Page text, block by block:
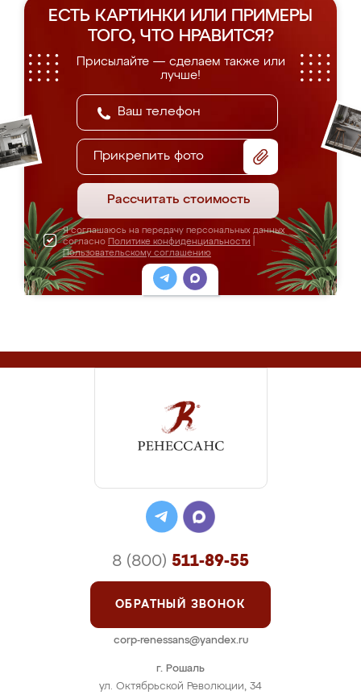
ЕСТЬ КАРТИНКИ ИЛИ ПРИМЕРЫ
ТОГО, ЧТО НРАВИТСЯ?
Присылайте — сделаем также или
лучше!
Прикрепить фото
Рассчитать стоимость
Я соглашаюсь на передачу персональных данных
согласно Политике конфиденциальности
Пользовательскому соглашению
г. Рошаль
ул. Октябрьской Революции, 34
8 (800) 511-89-55
ОБРАТНЫЙ ЗВОНОК
corp-renessans@yandex.ru